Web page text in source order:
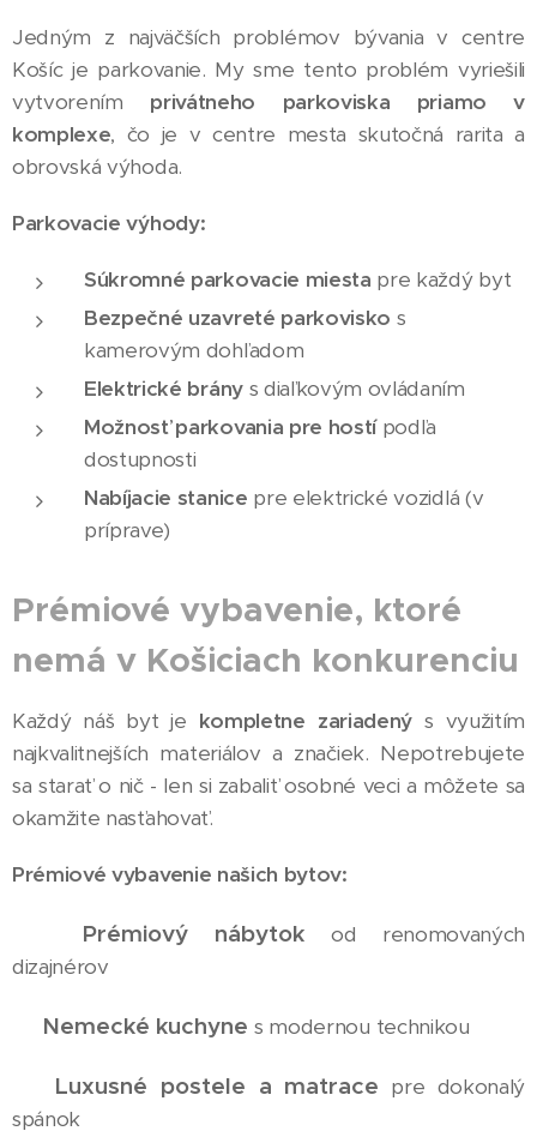
Jedným z najväčších problémov bývania v centre
Košíc je parkovanie. My sme tento problém vyriešili
vytvorením privátneho parkoviska priamo v
komplexe, čo je v centre mesta skutočná rarita a
obrovská výhoda.
Parkovacie výhody:
Súkromné parkovacie miesta pre každý byt
Bezpečné uzavreté parkovisko s
kamerovým dohľadom
Elektrické bránys diaľkovým ovládaním
Možnosť parkovania pre hostípodľa
dostupnosti
Nabíjacie stanice pre elektrické vozidlá (v
príprave)
Prémiové vybavenie, ktoré
nemá v Košiciach konkurenciu
Každý náš byt je kompletne zariadenýs využitím
najkvalitnejších materiálov a značiek. Nepotrebujete
sa starať o nič - len si zabaliť osobné veci a môžete sa
okamžite nasťahovať.
Prémiové vybavenie našich bytov:
Prémiový nábytok od renomovaných
dizajnérov
Nemecké kuchyne s modernou technikou
Luxusné postele a matrace pre dokonalý
spánok